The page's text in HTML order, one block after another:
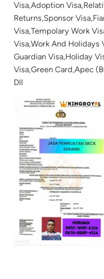
Visa,Adoption
Returns,Sponsor
Visa,Tempolary Work
Visa,Work And Holidays
Guardian Visa,Holiday
Visa,Green Card,Apec
Dll